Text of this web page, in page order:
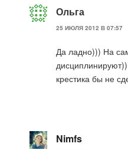
Ольга
25 ИЮЛЯ 2012 В 07:57
Да ладно))) На
крестика бы не
Nimfs